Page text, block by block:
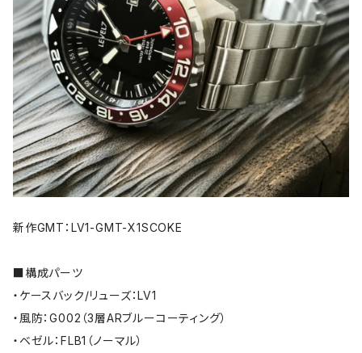
新作GMT：LV1-GMT-X1SCOKE
■構成パーツ
・ケースバック/リューズ：LV1
・風防：G002（3層ARブルーコーティング）
・ベゼル：FLB1（ノーマル）